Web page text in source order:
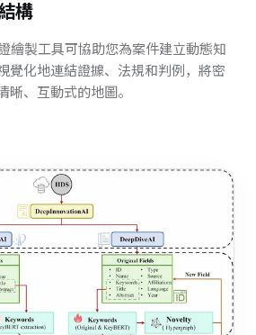
構
繪製工具可協助您為案件建立動態知
覺化地連結證據、法規和判例，將密
晰、互動式的地圖。